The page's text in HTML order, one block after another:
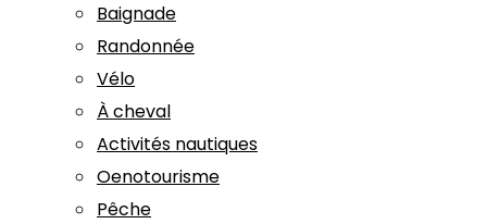
Baignade
Randonnée
Vélo
À cheval
Activités nautiques
Oenotourisme
Pêche